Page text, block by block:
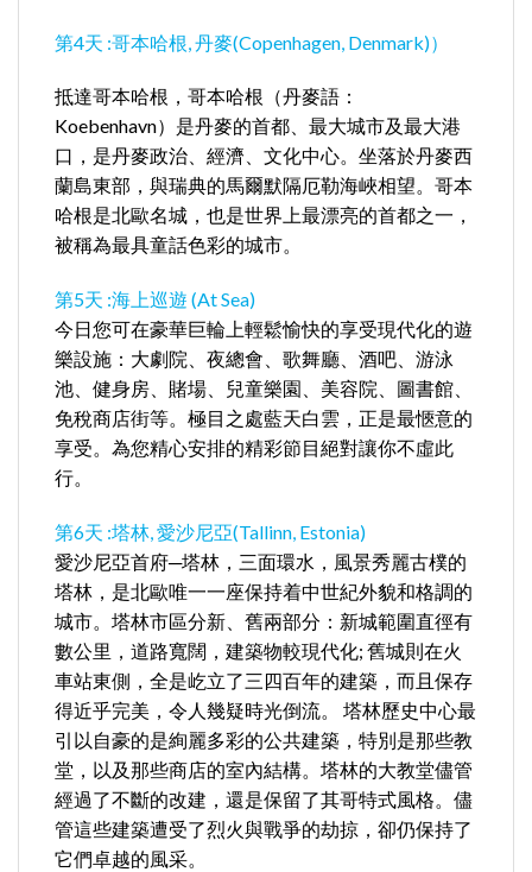
第4天 :哥本哈根, 丹麥(Copenhagen, Denmark)）
抵達哥本哈根，哥本哈根（丹麥語：
Koebenhavn）是丹麥的首都、最大城市及最大港
口，是丹麥政治、經濟、文化中心。坐落於丹麥西
蘭島東部，與瑞典的馬爾默隔厄勒海峽相望。哥本
哈根是北歐名城，也是世界上最漂亮的首都之一，
被稱為最具童話色彩的城市。
第5天 :海上巡遊 (At Sea)
今日您可在豪華巨輪上輕鬆愉快的享受現代化的遊
樂設施：大劇院、夜總會、歌舞廳、酒吧、游泳
池、健身房、賭場、兒童樂園、美容院、圖書館、
免稅商店街等。極目之處藍天白雲，正是最愜意的
享受。為您精心安排的精彩節目絕對讓你不虛此
行。
第6天 :塔林, 愛沙尼亞(Tallinn, Estonia)
愛沙尼亞首府─塔林，三面環水，風景秀麗古樸的
塔林，是北歐唯一一座保持着中世紀外貌和格調的
城市。塔林市區分新、舊兩部分：新城範圍直徑有
數公里，道路寬闊，建築物較現代化; 舊城則在火
車站東側，全是屹立了三四百年的建築，而且保存
得近乎完美，令人幾疑時光倒流。 塔林歷史中心最
引以自豪的是絢麗多彩的公共建築，特別是那些教
堂，以及那些商店的室內結構。塔林的大教堂儘管
經過了不斷的改建，還是保留了其哥特式風格。儘
管這些建築遭受了烈火與戰爭的劫掠，卻仍保持了
它們卓越的風采。